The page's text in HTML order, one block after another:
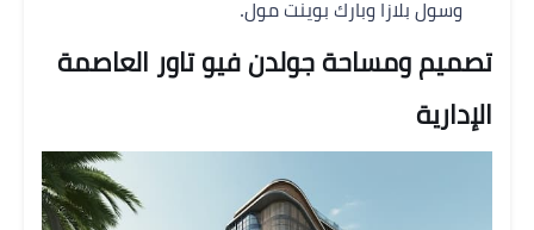
وسول بلازا وبارك بوينت مول.
تصميم ومساحة جولدن فيو تاور العاصمة
الإدارية